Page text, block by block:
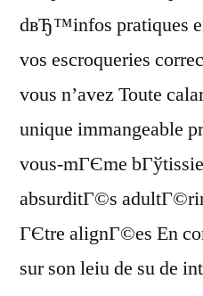
dвЂ™infos pratiques
vos escroqueries
vous n’avez Toute
unique immangeable
vous-mГЄme
absurditГ©s
ГЄtre alignГ©es En
sur son leiu de su de